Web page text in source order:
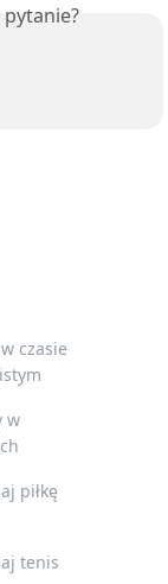
czasie
w
piłkę
tenis